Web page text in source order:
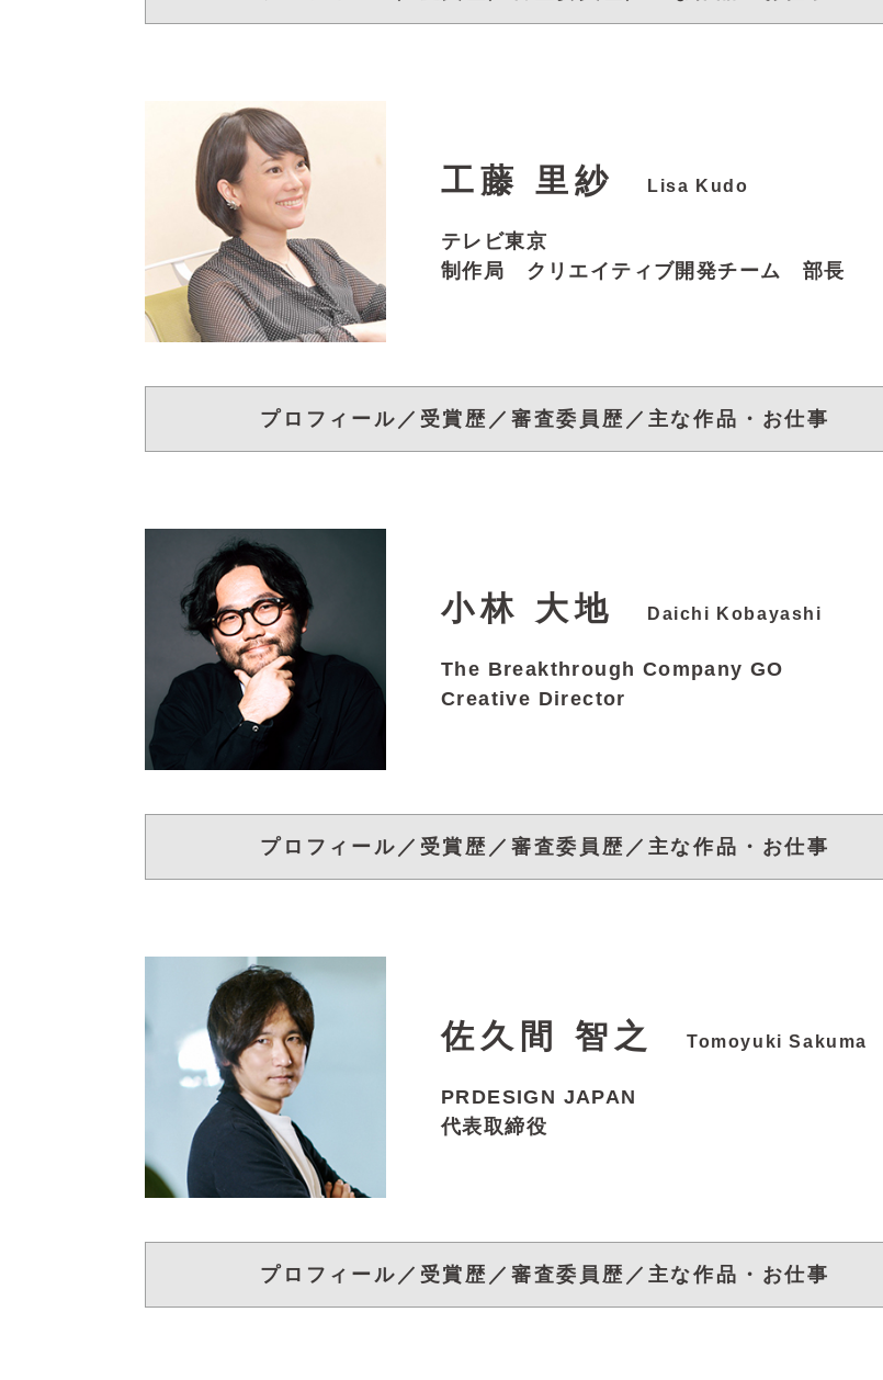
工藤 里紗 Lisa Kudo
テレビ東京
制作局 クリエイティブ開発チーム 部長
プロフィール／受賞歴／審査委員歴／主な作品・お仕事
小林 大地 Daichi Kobayashi
The Breakthrough Company GO
Creative Director
プロフィール／受賞歴／審査委員歴／主な作品・お仕事
佐久間 智之 Tomoyuki Sakuma
PRDESIGN JAPAN
代表取締役
プロフィール／受賞歴／審査委員歴／主な作品・お仕事